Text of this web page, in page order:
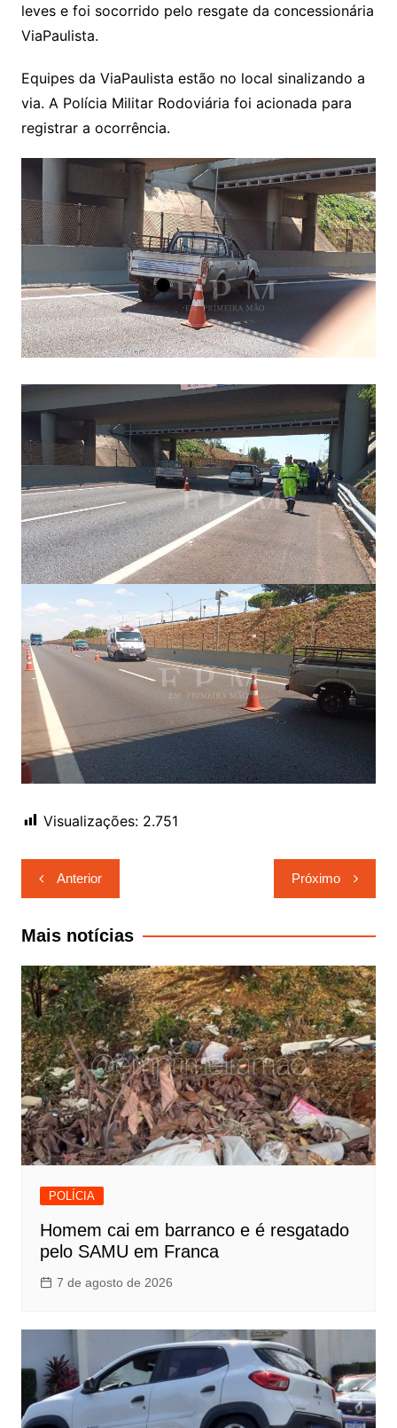
leves e foi socorrido pelo resgate da concessionária
ViaPaulista.
Equipes da ViaPaulista estão no local sinalizando a
via. A Polícia Militar Rodoviária foi acionada para
registrar a ocorrência.
Visualizações: 2.751
Navegação
de
Post
Anterior Próximo
Mais notícias
POLÍCIA
Homem cai em barranco e é resgatado
pelo SAMU em Franca
7 de agosto de 2026